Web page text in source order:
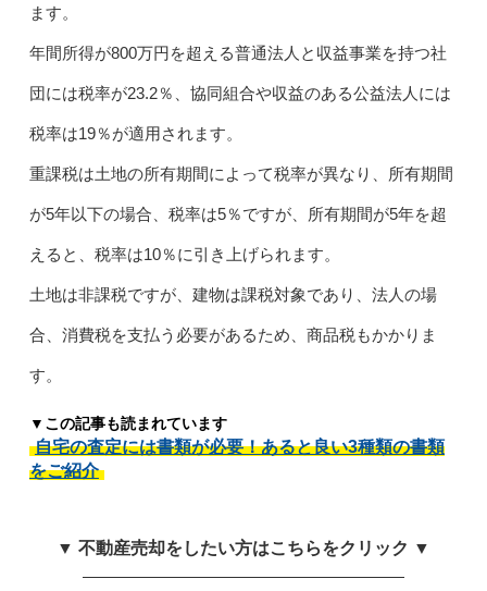
ます。
年間所得が800万円を超える普通法人と収益事業を持つ社
団には税率が23.2％、協同組合や収益のある公益法人には
税率は19％が適用されます。
重課税は土地の所有期間によって税率が異なり、所有期間
が5年以下の場合、税率は5％ですが、所有期間が5年を超
えると、税率は10％に引き上げられます。
土地は非課税ですが、建物は課税対象であり、法人の場
合、消費税を支払う必要があるため、商品税もかかりま
す。
▼この記事も読まれています
自宅の査定には書類が必要！あると良い3種類の書類
をご紹介
▼ 不動産売却をしたい方はこちらをクリック ▼